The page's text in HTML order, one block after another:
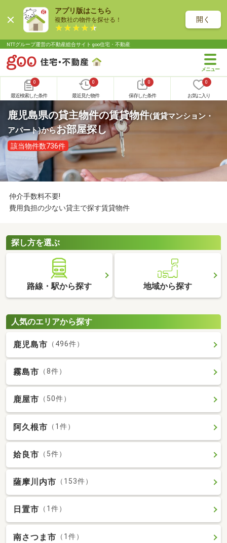
アプリ版はこちら
複数社の物件を探せる！ 開く
NTTグループ運営の不動産総合サイト goo住宅・不動産
0
最近検索した条件
0
最近見た物件
0
保存した条件
0
お気に入り
鹿児島県の貸主物件の賃貸物件(賃貸マンション・
アパート)からお部屋探し
該当物件数736件
仲介手数料不要!
費用負担の少ない貸主で探す賃貸物件
探し方を選ぶ
路線・駅から探す 地域から探す
人気のエリアから探す
鹿児島市 （496件）
霧島市 （8件）
鹿屋市 （50件）
阿久根市 （1件）
姶良市 （5件）
薩摩川内市 （153件）
日置市 （1件）
南さつま市 （1件）